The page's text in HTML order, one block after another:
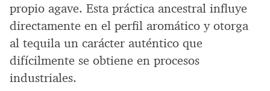
propio agave. Esta práctica ancestral influye
directamente en el perfil aromático y otorga
al tequila un carácter auténtico que
difícilmente se obtiene en procesos
industriales.